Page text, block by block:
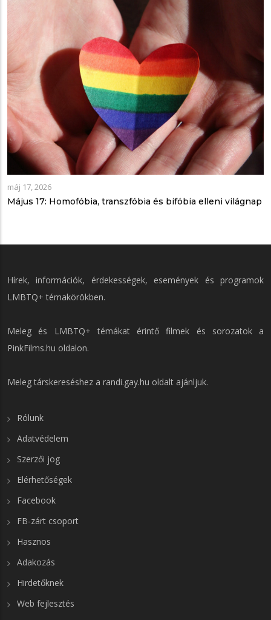
máj 17, 2026
Május 17: Homofóbia, transzfóbia és bifóbia elleni világnap
Hírek, információk, érdekességek, események és programok
LMBTQ+ témakörökben.
Meleg és LMBTQ+ témákat érintő filmek és sorozatok a
PinkFilms.hu oldalon.
Meleg társkereséshez a randi.gay.hu oldalt ajánljuk.
Rólunk
Adatvédelem
Szerzői jog
Elérhetőségek
Facebook
FB-zárt csoport
Hasznos
Adakozás
Hirdetőknek
Web fejlesztés